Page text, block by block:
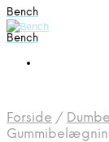
Bench
Bench
Forside /